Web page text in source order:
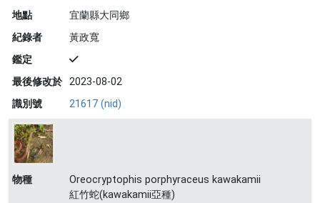
地點
宜蘭縣大同鄉
紀錄者
黃政寬
鑑定
最後修改於 2023-08-02
識別號
21617 (nid)
物種
Oreocryptophis porphyraceus kawakamii
紅竹蛇(kawakamii亞種)